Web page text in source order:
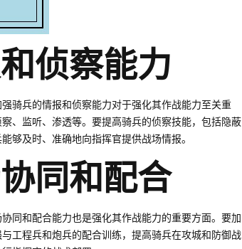
侦察能力
骑兵的情报和侦察能力对于强化其作战能力至关重
、监听、渗透等。要提高骑兵的侦察技能，包括隐蔽
够及时、准确地向指挥官提供战场情报。
同和配合
同和配合能力也是强化其作战能力的重要方面。要加
工程兵和炮兵的配合训练，提高骑兵在攻城和防御战